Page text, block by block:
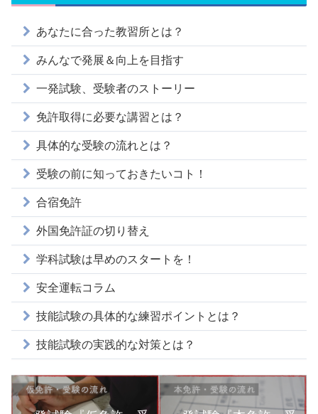
あなたに合った教習所とは？
みんなで発展＆向上を目指す
一発試験、受験者のストーリー
免許取得に必要な講習とは？
具体的な受験の流れとは？
受験の前に知っておきたいコト！
合宿免許
外国免許証の切り替え
学科試験は早めのスタートを！
安全運転コラム
技能試験の具体的な練習ポイントとは？
技能試験の実践的な対策とは？